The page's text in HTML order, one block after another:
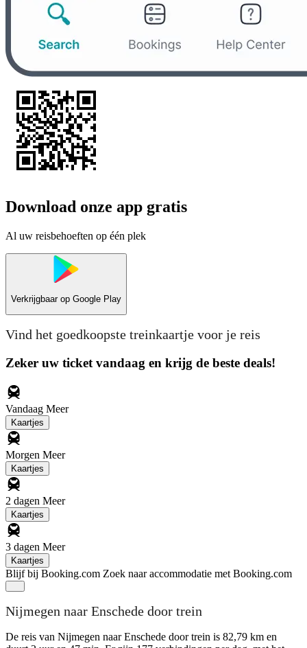
Download onze app gratis
Al uw reisbehoeften op één plek
Verkrijgbaar op Google Play
Vind het goedkoopste treinkaartje voor je reis
Zeker uw ticket vandaag en krijg de beste deals!
Vandaag Meer
Kaartjes
Morgen Meer
Kaartjes
2 dagen Meer
Kaartjes
3 dagen Meer
Kaartjes
Blijf bij Booking.com Zoek naar accommodatie met Booking.com
Nijmegen naar Enschede door trein
De reis van Nijmegen naar Enschede door trein is 82,79 km en